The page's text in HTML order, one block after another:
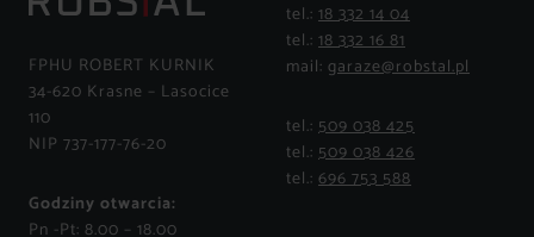
FPHU ROBERT KURNIK
34-620 Krasne – Lasocice
110
NIP 737-177-76-20
Godziny otwarcia:
Pn -Pt: 8.00 – 18.00
tel.: 18 332 14 04
tel.: 18 332 16 81
mail: garaze@robstal.pl
tel.: 509 038 425
tel.: 509 038 426
tel.: 696 753 588